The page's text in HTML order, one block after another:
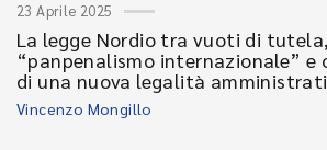
23 Aprile 2025
La legge Nordio tra vuoti di
“panpenalismo internazionale” e
di una nuova legalità
Vincenzo Mongillo